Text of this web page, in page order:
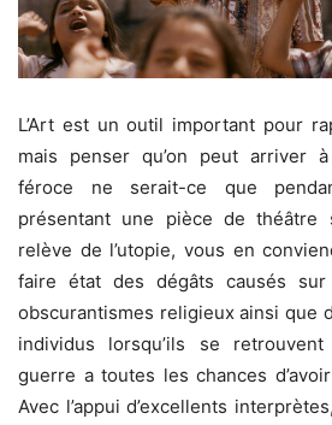
L’Art est un outil important pour
mais penser qu’on peut arriver
féroce ne serait-ce que
présentant une pièce de
relève de l’utopie, vous en
faire état des dégâts causés
obscurantismes religieux ainsi que
individus lorsqu’ils se
guerre a toutes les chances
Avec l’appui d’excellents